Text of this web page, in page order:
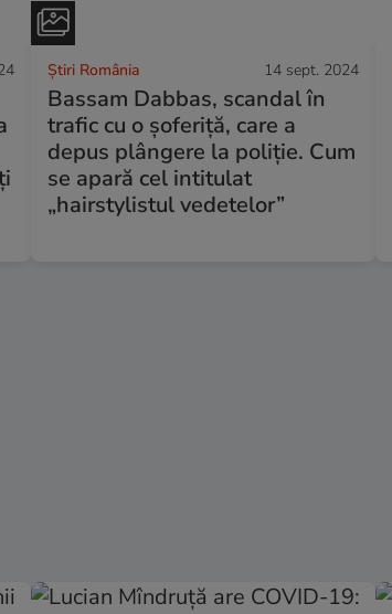
Știri România 14 sept. 2024
Bassam Dabbas, scandal în
trafic cu o șoferiță, care a
depus plângere la poliție. Cum
se apară cel intitulat
„hairstylistul vedetelor”